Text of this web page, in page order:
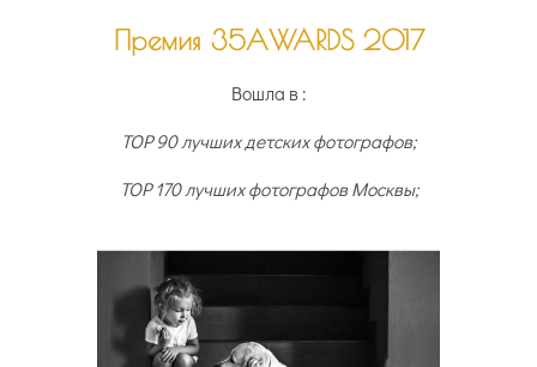
Премия 35AWARDS 2017
Вошла в :
TOP 90 лучших детских фотографов;
TOP 170 лучших фотографов Москвы;